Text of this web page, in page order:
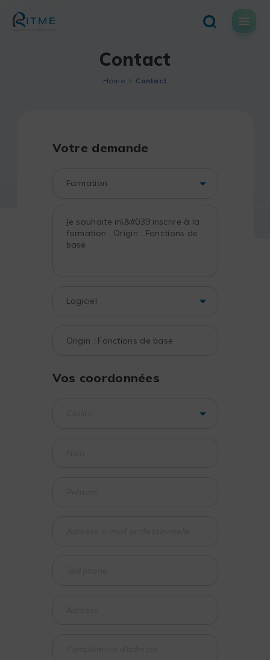
content
Contact
Home Contact
Votre demande
Vos coordonnées